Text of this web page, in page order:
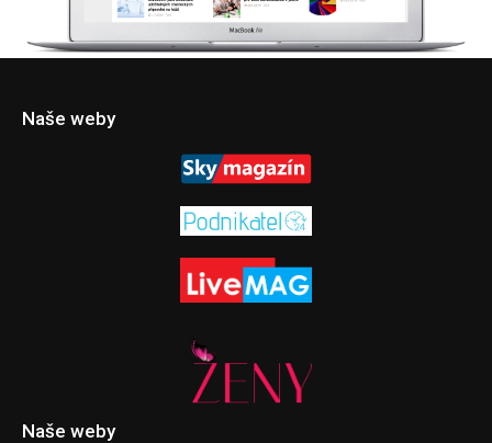
Naše weby
Naše weby